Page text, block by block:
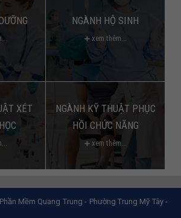
NGÀNH HỘ SINH
xem thêm...
XÉT
NGÀNH KỸ THUẬT PHỤC
HỒI CHỨC NĂNG
xem thêm...
Mềm Quang Trung - Phường Trung Mỹ Tây -